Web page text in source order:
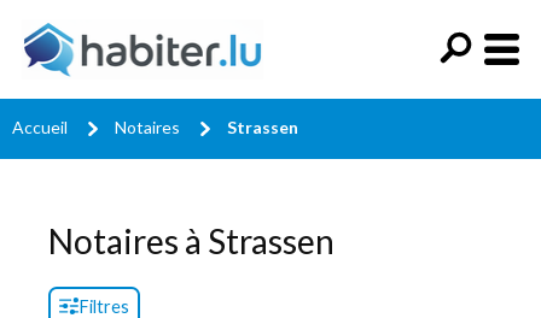
Accueil Notaires Strassen
Notaires à Strassen
Filtres